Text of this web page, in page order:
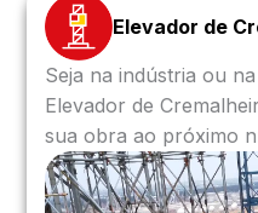
Elevador de
Seja na indústria ou
Elevador de
sua obra ao próximo